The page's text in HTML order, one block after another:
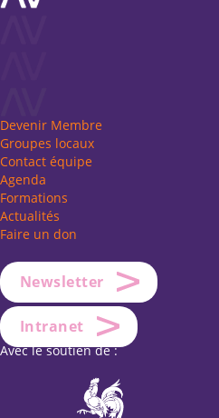
Devenir Membre
Groupes locaux
Contact équipe
Agenda
Formations
Actualités
Faire un don
Newsletter
Intranet
Avec le soutien de :